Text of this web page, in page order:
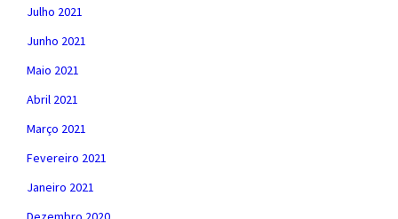
Julho 2021
Junho 2021
Maio 2021
Abril 2021
Março 2021
Fevereiro 2021
Janeiro 2021